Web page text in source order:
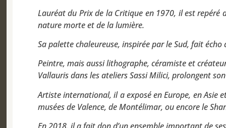
Lauréat du Prix de la Critique en 1970, il est repéré
nature morte et de la lumière.
Sa palette chaleureuse, inspirée par le Sud, fait
Peintre, mais aussi lithographe, céramiste et
Vallauris dans les ateliers Sassi Milici, prolongent
Artiste international, il a exposé en Europe, en Asie
musées de Valence, de Montélimar, ou encore le